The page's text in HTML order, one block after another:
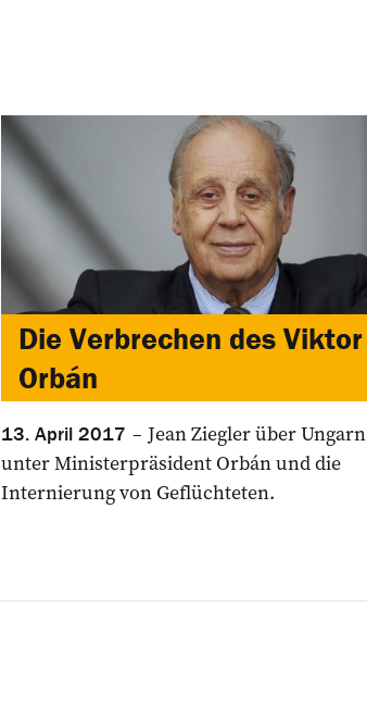
Die Verbrechen des Viktor
Orbán
13. April 2017
Jean Ziegler über Ungarn
unter Ministerpräsident Orbán und die
Internierung von Geflüchteten.